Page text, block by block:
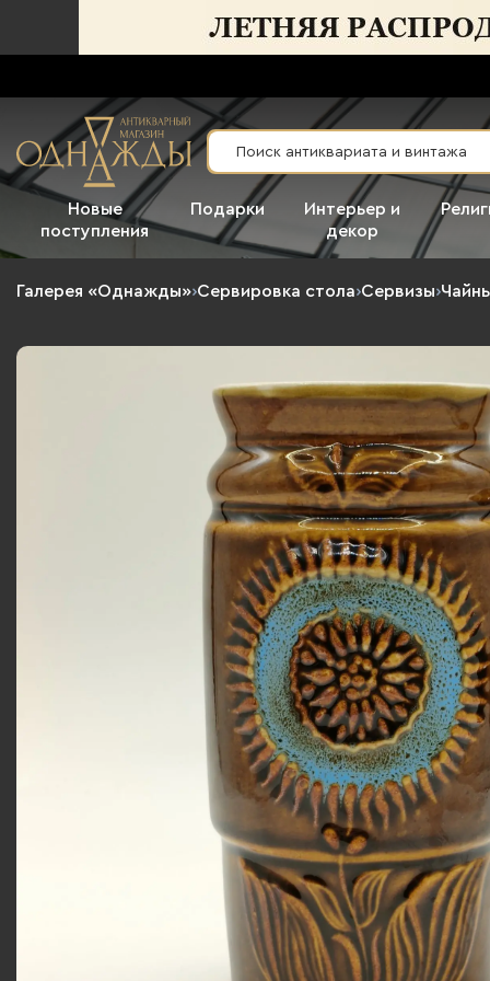
Новые
поступления
Подарки
Интерьер и
декор
Галерея «Однажды»›Сервировка стола›Сервизы›